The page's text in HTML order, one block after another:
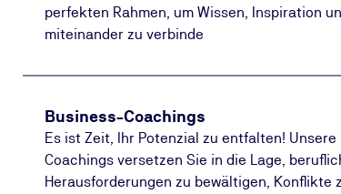
perfekten Rahmen, um Wissen, Inspiration
miteinander zu verbinde
Business-Coachings
Es ist Zeit, Ihr Potenzial zu entfalten! Unsere
Coachings versetzen Sie in die Lage,
Herausforderungen zu bewältigen, Konflikte